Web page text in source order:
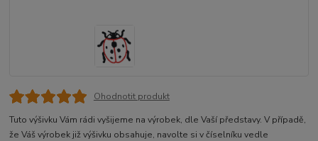
Ohodnotit produkt
Tuto výšivku Vám rádi vyšijeme na výrobek, dle Vaší představy. V případě,
že Váš výrobek již výšivku obsahuje, navolte si v číselníku vedle